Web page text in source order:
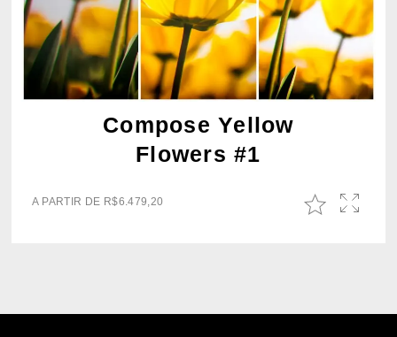
Compose Yellow
Flowers #1
A PARTIR DE R$6.479,20